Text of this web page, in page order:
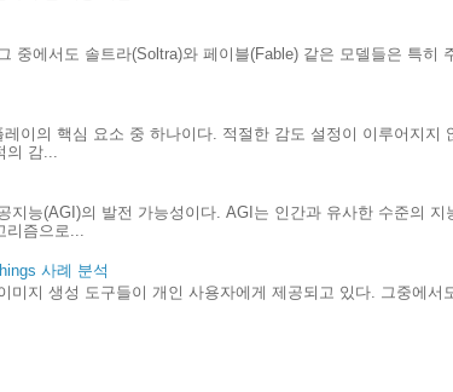
중에서도 솔트라(Soltra)와 페이블(Fable) 같은 모델들은 특
이의 핵심 요소 중 하나이다. 적절한 감도 설정이 이루어지
감...
능(AGI)의 발전 가능성이다. AGI는 인간과 유사한 수준의
리즘으로...
사례 분석
지 생성 도구들이 개인 사용자에게 제공되고 있다. 그중에